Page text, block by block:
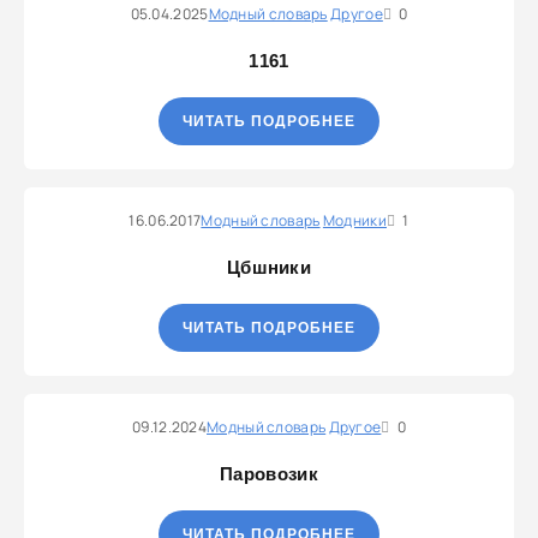
05.04.2025Модный словарьДругое 0
1161
ЧИТАТЬ ПОДРОБНЕЕ
16.06.2017Модный словарьМодники 1
Цбшники
ЧИТАТЬ ПОДРОБНЕЕ
09.12.2024Модный словарьДругое 0
Паровозик
ЧИТАТЬ ПОДРОБНЕЕ